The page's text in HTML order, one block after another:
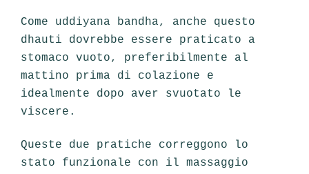
Come uddiyana bandha, anche questo
dhauti dovrebbe essere praticato a
stomaco vuoto, preferibilmente al
mattino prima di colazione e
idealmente dopo aver svuotato le
viscere.
Queste due pratiche correggono lo
stato funzionale con il massaggio